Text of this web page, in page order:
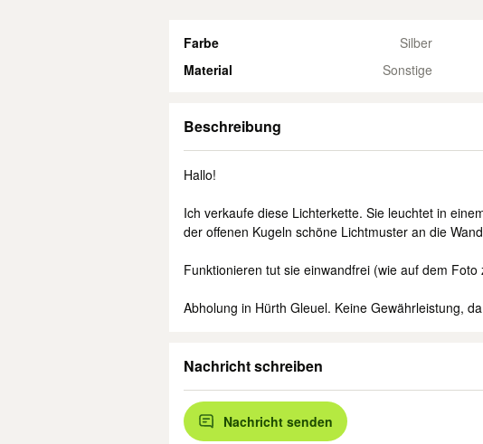
Farbe Silber
Material
Sonstige
Beschreibung
Hallo!
Ich verkaufe diese Lichterkette. Sie leuchtet in
der offenen Kugeln schöne Lichtmuster an die
Funktionieren tut sie einwandfrei (wie auf dem Foto
Abholung in Hürth Gleuel. Keine Gewährleistung,
Nachricht schreiben
Nachricht senden